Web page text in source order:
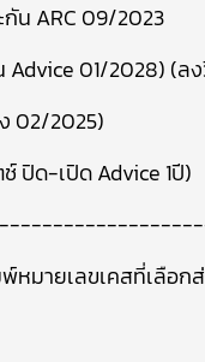
กัน ARC 09/2023
Advice 01/2028) (ล
02/2025)
ช์ ปิด-เปิด Advice 1ปี)
หมายเลขเคสที่เลือก